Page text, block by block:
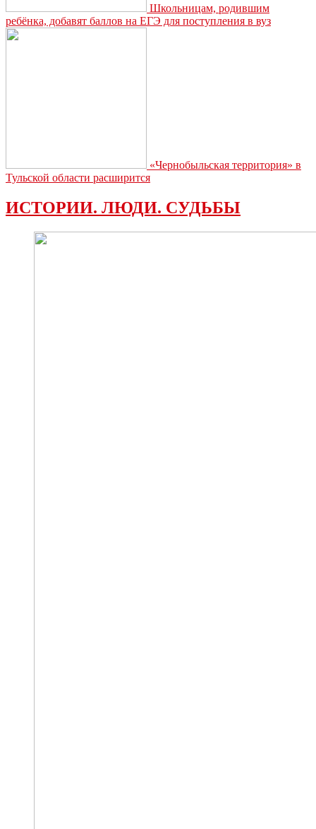
Школьницам, родившим
ребёнка, добавят баллов на ЕГЭ для поступления в вуз
«Чернобыльская территория» в
Тульской области расширится
ИСТОРИИ. ЛЮДИ. СУДЬБЫ